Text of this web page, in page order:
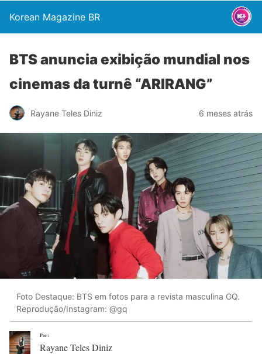
Korean Magazine BR
BTS anuncia exibição mundial nos
cinemas da turnê “ARIRANG”
Rayane Teles Diniz 6 meses atrás
Foto Destaque: BTS em fotos para a revista masculina GQ.
Reprodução/Instagram: @gq
Por:
Rayane Teles Diniz